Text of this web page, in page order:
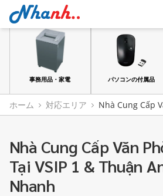
事務用品・家電 パソコンの付属品
ホーム 対応エリア
Nhà Cung Cấp
VSIP 1 & Thuận An | Nhanh Nhanh
Nhà Cung Cấp Văn
Tại VSIP 1 & Thuận
Nhanh